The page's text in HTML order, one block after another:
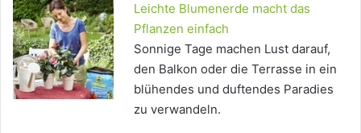
Leichte Blumenerde macht das
Pflanzen einfach
Sonnige Tage machen Lust darauf,
den Balkon oder die Terrasse in ein
blühendes und duftendes Paradies
zu verwandeln.